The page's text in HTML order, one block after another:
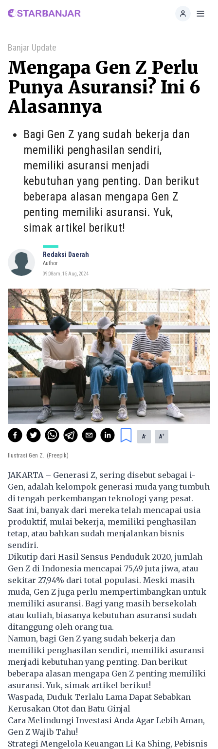
Home
Banjar Update
Mengapa Gen Z Perlu
Punya Asuransi? Ini 6
Alasannya
Bagi Gen Z yang sudah bekerja dan
memiliki penghasilan sendiri,
memiliki asuransi menjadi
kebutuhan yang penting. Dan berikut
beberapa alasan mengapa Gen Z
penting memiliki asuransi. Yuk,
simak artikel berikut!
Redaksi Daerah
Author
09:08am, 15 Aug, 2024
A- A+
Ilustrasi Gen Z. (Freepik)
JAKARTA – Generasi Z, sering disebut sebagai i-
Gen, adalah kelompok generasi muda yang tumbuh
di tengah perkembangan teknologi yang pesat.
Saat ini, banyak dari mereka telah mencapai usia
produktif, mulai bekerja, memiliki penghasilan
tetap, atau bahkan sudah menjalankan bisnis
sendiri.
Dikutip dari Hasil Sensus Penduduk 2020, jumlah
Gen Z di Indonesia mencapai 75,49 juta jiwa, atau
sekitar 27,94% dari total populasi. Meski masih
muda, Gen Z juga perlu mempertimbangkan untuk
memiliki asuransi. Bagi yang masih bersekolah
atau kuliah, biasanya kebutuhan asuransi sudah
ditanggung oleh orang tua.
Namun, bagi Gen Z yang sudah bekerja dan
memiliki penghasilan sendiri, memiliki asuransi
menjadi kebutuhan yang penting. Dan berikut
beberapa alasan mengapa Gen Z penting memiliki
asuransi. Yuk, simak artikel berikut!
Waspada, Duduk Terlalu Lama Dapat Sebabkan
Kerusakan Otot dan Batu Ginjal
Cara Melindungi Investasi Anda Agar Lebih Aman,
Gen Z Wajib Tahu!
Strategi Mengelola Keuangan Li Ka Shing, Pebisnis